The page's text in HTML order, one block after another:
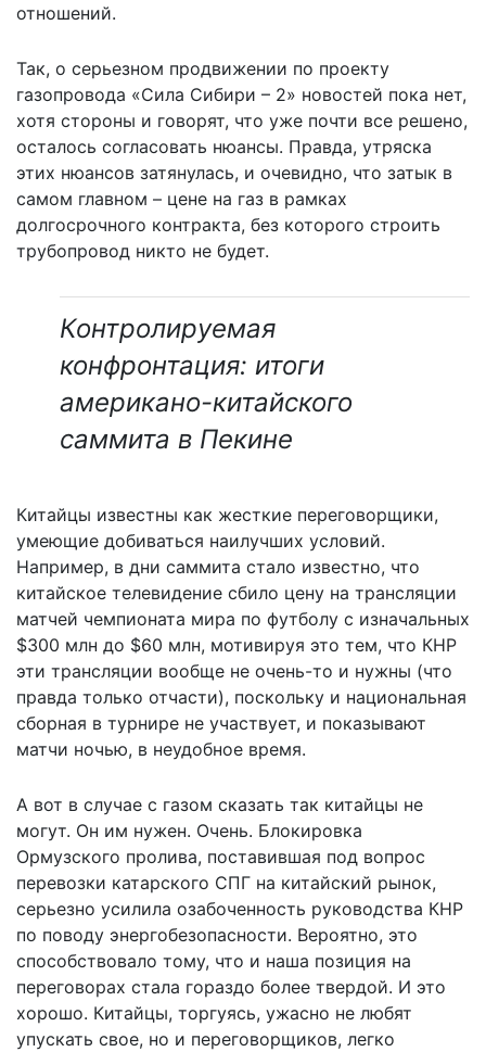
отношений.
Так, о серьезном продвижении по проекту
газопровода «Сила Сибири – 2» новостей пока нет,
хотя стороны и говорят, что уже почти все решено,
осталось согласовать нюансы. Правда, утряска
этих нюансов затянулась, и очевидно, что затык в
самом главном – цене на газ в рамках
долгосрочного контракта, без которого строить
трубопровод никто не будет.
Контролируемая
конфронтация: итоги
американо-китайского
саммита в Пекине
Китайцы известны как жесткие переговорщики,
умеющие добиваться наилучших условий.
Например, в дни саммита стало известно, что
китайское телевидение сбило цену на трансляции
матчей чемпионата мира по футболу с изначальных
$300 млн до $60 млн, мотивируя это тем, что КНР
эти трансляции вообще не очень-то и нужны (что
правда только отчасти), поскольку и национальная
сборная в турнире не участвует, и показывают
матчи ночью, в неудобное время.
А вот в случае с газом сказать так китайцы не
могут. Он им нужен. Очень. Блокировка
Ормузского пролива, поставившая под вопрос
перевозки катарского СПГ на китайский рынок,
серьезно усилила озабоченность руководства КНР
по поводу энергобезопасности. Вероятно, это
способствовало тому, что и наша позиция на
переговорах стала гораздо более твердой. И это
хорошо. Китайцы, торгуясь, ужасно не любят
упускать свое, но и переговорщиков, легко